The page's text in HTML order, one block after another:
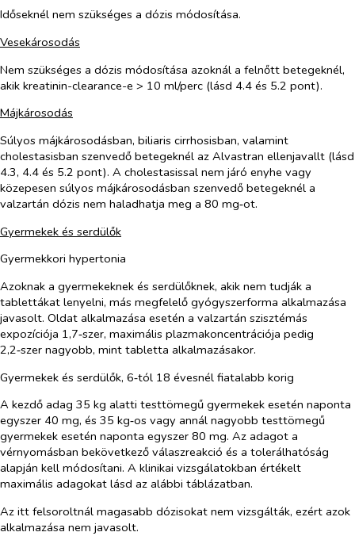
Időseknél nem szükséges a dózis módosítása.
Vesekárosodás
Nem szükséges a dózis módosítása azoknál a felnőtt betegeknél,
akik kreatinin-clearance-e > 10 ml/perc (lásd 4.4 és 5.2 pont).
Májkárosodás
Súlyos májkárosodásban, biliaris cirrhosisban, valamint
cholestasisban szenvedő betegeknél az Alvastran ellenjavallt (lásd
4.3, 4.4 és 5.2 pont). A cholestasissal nem járó enyhe vagy
közepesen súlyos májkárosodásban szenvedő betegeknél a
valzartán dózis nem haladhatja meg a 80 mg‑ot.
Gyermekek és serdülők
Gyermekkori hypertonia
Azoknak a gyermekeknek és serdülőknek, akik nem tudják a
tablettákat lenyelni, más megfelelő gyógyszerforma alkalmazása
javasolt. Oldat alkalmazása esetén a valzartán szisztémás
expozíciója 1,7‑szer, maximális plazmakoncentrációja pedig
2,2‑szer nagyobb, mint tabletta alkalmazásakor.
Gyermekek és serdülők, 6‑tól 18 évesnél fiatalabb korig
A kezdő adag 35 kg alatti testtömegű gyermekek esetén naponta
egyszer 40 mg, és 35 kg‑os vagy annál nagyobb testtömegű
gyermekek esetén naponta egyszer 80 mg. Az adagot a
vérnyomásban bekövetkező válaszreakció és a tolerálhatóság
alapján kell módosítani. A klinikai vizsgálatokban értékelt
maximális adagokat lásd az alábbi táblázatban.
Az itt felsoroltnál magasabb dózisokat nem vizsgálták, ezért azok
alkalmazása nem javasolt.